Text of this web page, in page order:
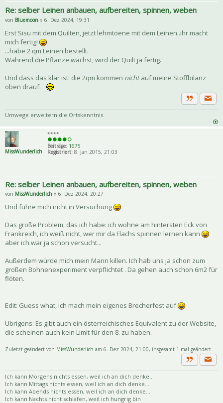
Re: selber Leinen anbauen, aufbereiten, spinnen, weben
von Bluemoon » 6. Dez 2024, 19:31
Erst Sisu mit dem Quilten, jetzt lehmtoene mit dem Leinen..ihr macht
mich fertig!
...habe 2 qm Leinen bestellt.
Während die Pflanze wächst, wird der Quilt ja fertig..
Und dass das klar ist: die 2qm kommen nichtauf meine Stoffbilanz
oben drauf.
Zitat
Umwege erweitern die Ortskenntnis.
MissWunderlich
****
Beiträge: 1675
Registriert: 8. Jan 2015, 21:03
Re: selber Leinen anbauen, aufbereiten, spinnen, weben
von MissWunderlich » 6. Dez 2024, 20:27
Und führe mich nicht in Versuchung
Das große Problem, das ich habe: ich wohne am hintersten Eck von
Frankreich, ich weiß nicht, wer mir da Flachs spinnen lernen kann
aber ich wär ja schon versucht...
Außerdem würde mich mein Mann killen. Ich hab uns ja schon zum
großen Bohnenexperiment verpflichtet . Da gehen auch schon 6m2 für
flöten.
Edit: Guess what, ich mach mein eigenes Brecherfest auf
Übrigens: Es gibt auch ein österreichisches Equivalent zu der Website,
die scheinen auch kein Limit für den 8. zu haben.
Zuletzt geändert von MissWunderlich am 6. Dez 2024, 21:00, insgesamt 1-mal geändert.
Zitat
Ich kann Morgens nichts essen, weil ich an dich denke...
Ich kann Mittags nichts essen, weil ich an dich denke...
Ich kann Abends nichts essen, weil ich an dich denke...
Ich kann Nachts nicht schlafen, weil ich hungrig bin